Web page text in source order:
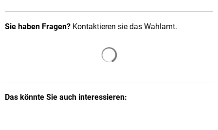
Sie haben Fragen? Kontaktieren sie das Wahlamt.
Das könnte Sie auch interessieren: